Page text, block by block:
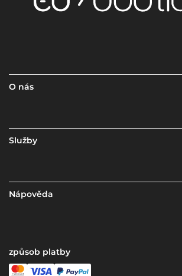
O nás
Služby
Nápověda
způsob platby